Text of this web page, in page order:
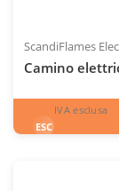
ScandiFlames
Camino
ESC
IVA esclusa
950€